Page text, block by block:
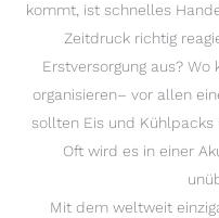
kommt, ist schnelles
Zeitdruck richtig
Erstversorgung aus?
organisieren– vor allen
sollten Eis und
Oft wird es in einer
Mit dem weltweit